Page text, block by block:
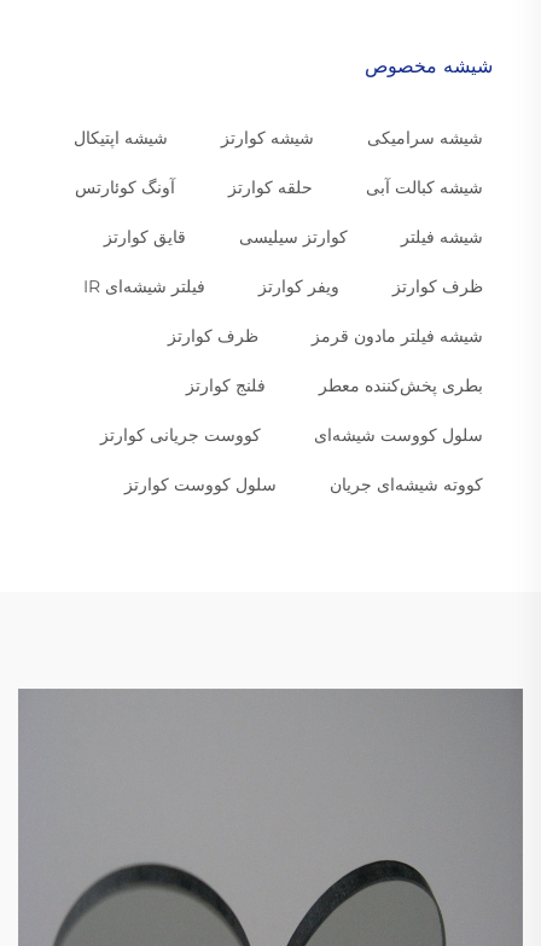
شیشه مخصوص
شیشه سرامیکی شیشه کوارتز شیشه اپتیکال
شیشه کبالت آبی حلقه کوارتز آونگ کوئارتس
شیشه فیلتر کوارتز سیلیسی قایق کوارتز
ظرف کوارتز ویفر کوارتز فیلتر شیشه‌ای IR
شیشه فیلتر مادون قرمز ظرف کوارتز
بطری پخش‌کننده معطر فلنج کوارتز
سلول کووست شیشه‌ای کووست جریانی کوارتز
کووته شیشه‌ای جریان سلول کووست کوارتز